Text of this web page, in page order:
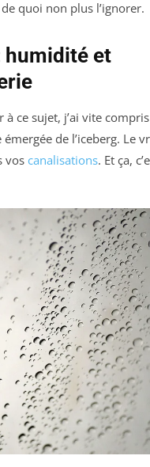
quoi non plus l’ignorer.
humidité et
à ce sujet, j’ai vite
de l’iceberg. Le
vos canalisations. Et ça,